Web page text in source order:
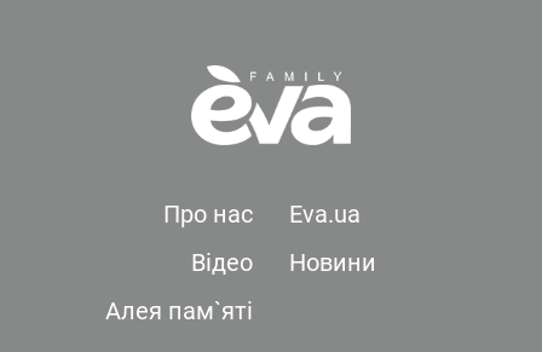
Про нас
Eva.ua
Відео
Новини
Алея пам`яті